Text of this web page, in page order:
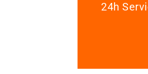
24h